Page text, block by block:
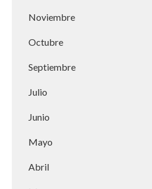
Noviembre
Octubre
Septiembre
Julio
Junio
Mayo
Abril